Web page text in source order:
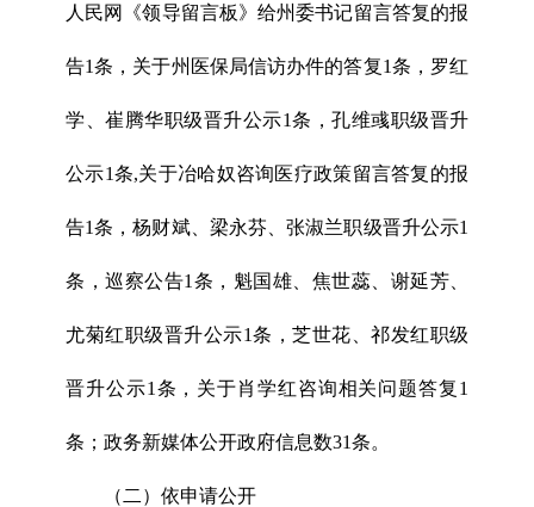
人民网《领导留言板》给州委书记留言答复的报
告1条，关于州医保局信访办件的答复1条，罗红
学、崔腾华职级晋升公示1条，孔维彧职级晋升
公示1条,关于冶哈奴咨询医疗政策留言答复的报
告1条，杨财斌、梁永芬、张淑兰职级晋升公示1
条，巡察公告1条，魁国雄、焦世蕊、谢延芳、
尤菊红职级晋升公示1条，芝世花、祁发红职级
晋升公示1条，关于肖学红咨询相关问题答复1
条；政务新媒体公开政府信息数31条。
（二）依申请公开